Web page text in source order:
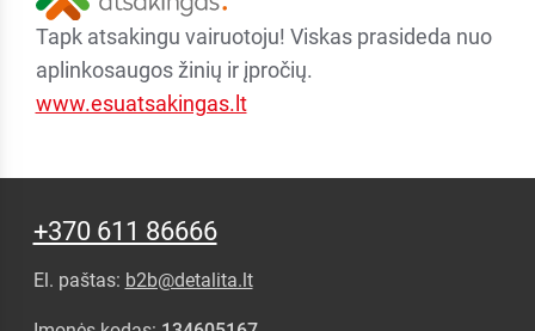
Tapk atsakingu vairuotoju! Viskas prasideda nuo
aplinkosaugos žinių ir įpročių.
www.esuatsakingas.lt
+370 611 86666
El. paštas: b2b@detalita.lt